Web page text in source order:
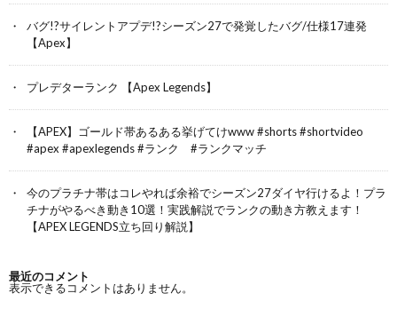
バグ!?サイレントアプデ!?シーズン27で発覚したバグ/仕様17連発
【Apex】
プレデターランク 【Apex Legends】
【APEX】ゴールド帯あるある挙げてけwww #shorts #shortvideo
#apex #apexlegends #ランク #ランクマッチ
今のプラチナ帯はコレやれば余裕でシーズン27ダイヤ行けるよ！プラ
チナがやるべき動き10選！実践解説でランクの動き方教えます！
【APEX LEGENDS立ち回り解説】
最近のコメント
表示できるコメントはありません。